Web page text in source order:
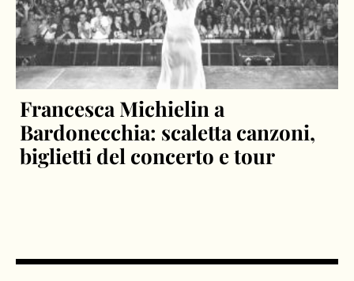
Francesca Michielin a
Bardonecchia: scaletta canzoni,
biglietti del concerto e tour